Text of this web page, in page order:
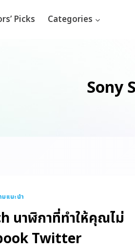
Picks Categories
Sony
มแนะนำ
นาฬิกาที่ทำให้คุณไม่
Twitter